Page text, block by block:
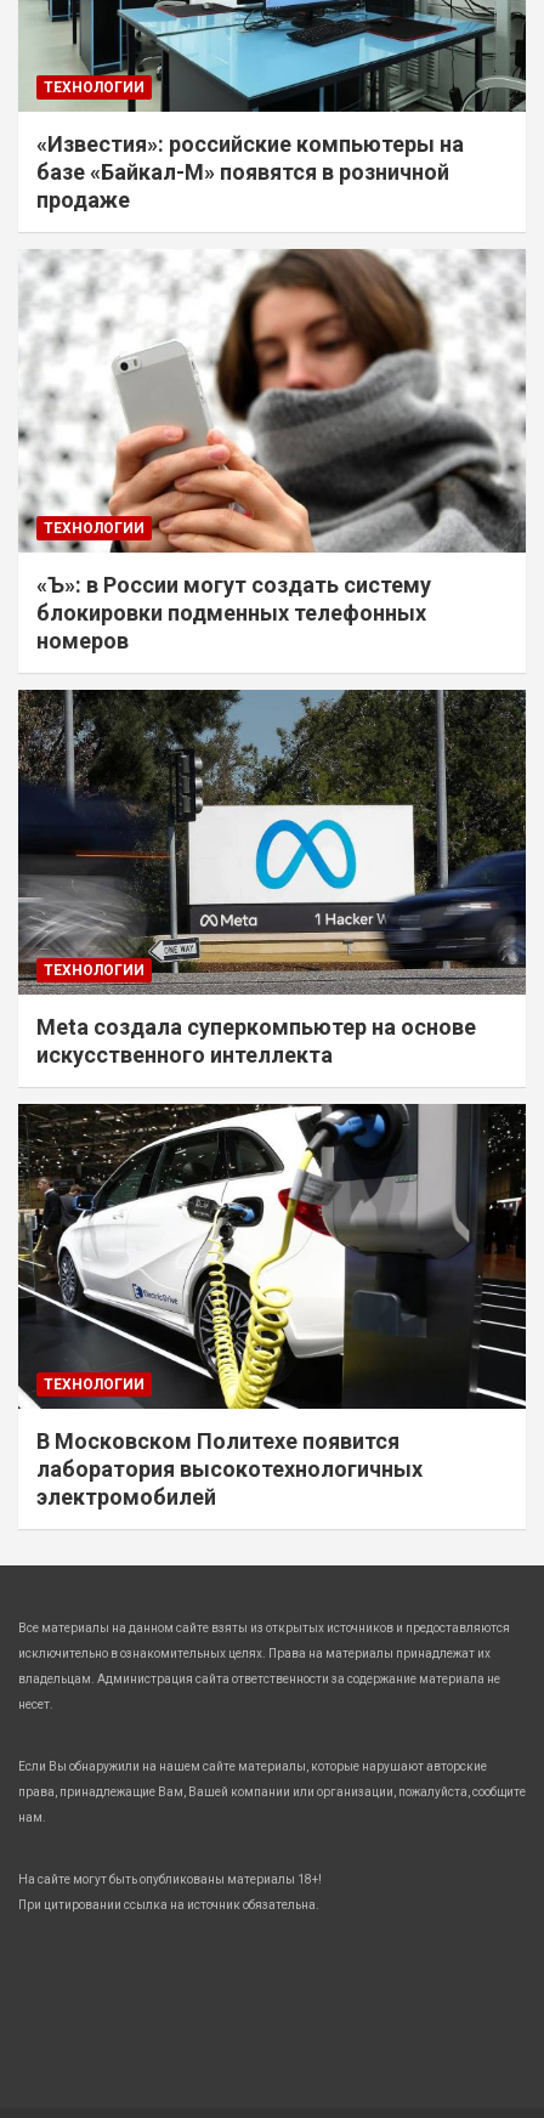
ТЕХНОЛОГИИ
«Известия»: российские компьютеры на
базе «Байкал-М» появятся в розничной
продаже
ТЕХНОЛОГИИ
«Ъ»: в России могут создать систему
блокировки подменных телефонных
номеров
ТЕХНОЛОГИИ
Meta создала суперкомпьютер на основе
искусственного интеллекта
ТЕХНОЛОГИИ
В Московском Политехе появится
лаборатория высокотехнологичных
электромобилей
Все материалы на данном сайте взяты из открытых источников и предоставляются
исключительно в ознакомительных целях. Права на материалы принадлежат их
владельцам. Администрация сайта ответственности за содержание материала не
несет.
Если Вы обнаружили на нашем сайте материалы, которые нарушают авторские
права, принадлежащие Вам, Вашей компании или организации, пожалуйста, сообщите
нам.
На сайте могут быть опубликованы материалы 18+!
При цитировании ссылка на источник обязательна.